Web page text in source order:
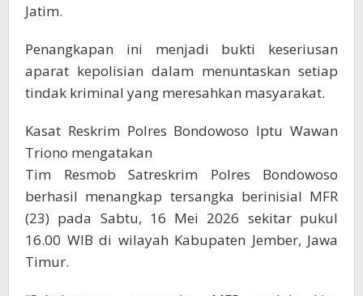
Jatim.
Penangkapan ini menjadi bukti keseriusan
aparat kepolisian dalam menuntaskan setiap
tindak kriminal yang meresahkan masyarakat.
Kasat Reskrim Polres Bondowoso Iptu Wawan
Triono mengatakan
Tim Resmob Satreskrim Polres Bondowoso
berhasil menangkap tersangka berinisial MFR
(23) pada Sabtu, 16 Mei 2026 sekitar pukul
16.00 WIB di wilayah Kabupaten Jember, Jawa
Timur.